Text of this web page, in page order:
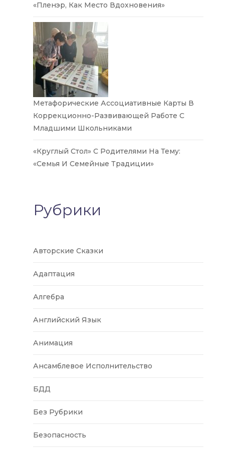
«Пленэр, Как Место Вдохновения»
Метафорические Ассоциативные Карты В
Коррекционно-Развивающей Работе С
Младшими Школьниками
«Круглый Стол» С Родителями На Тему:
«Семья И Семейные Традиции»
Рубрики
Авторские Сказки
Адаптация
Алгебра
Английский Язык
Анимация
Ансамблевое Исполнительство
БДД
Без Рубрики
Безопасность